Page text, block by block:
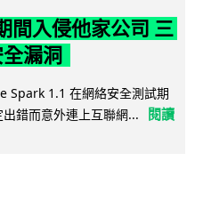
間入侵他家公司 三
漏洞
Spark 1.1 在網絡安全測試期
錯而意外連上互聯網...
閱讀